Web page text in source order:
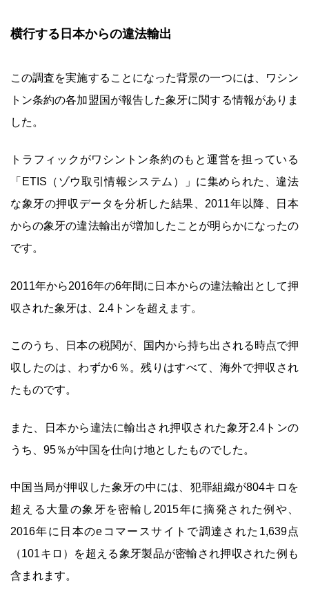
横行する日本からの違法輸出
この調査を実施することになった背景の一つには、ワシン
トン条約の各加盟国が報告した象牙に関する情報がありま
した。
トラフィックがワシントン条約のもと運営を担っている
「ETIS（ゾウ取引情報システム）」に集められた、違法
な象牙の押収データを分析した結果、2011年以降、日本
からの象牙の違法輸出が増加したことが明らかになったの
です。
2011年から2016年の6年間に日本からの違法輸出として押
収された象牙は、2.4トンを超えます。
このうち、日本の税関が、国内から持ち出される時点で押
収したのは、わずか6％。残りはすべて、海外で押収され
たものです。
また、日本から違法に輸出され押収された象牙2.4トンの
うち、95％が中国を仕向け地としたものでした。
中国当局が押収した象牙の中には、犯罪組織が804キロを
超える大量の象牙を密輸し2015年に摘発された例や、
2016年に日本のeコマースサイトで調達された1,639点
（101キロ）を超える象牙製品が密輸され押収された例も
含まれます。